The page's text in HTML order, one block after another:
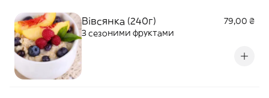
Вівсянка (240г)
79,00 ₴
З сезоними фруктами